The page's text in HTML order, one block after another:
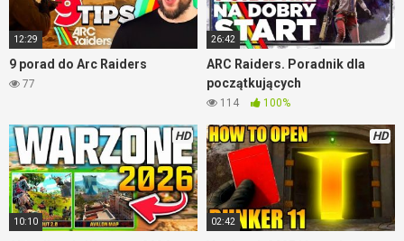
12:29
9 porad do Arc Raiders
77
26:42
ARC Raiders. Poradnik dla
początkujących
114 100%
HD
10:10
HD
02:42